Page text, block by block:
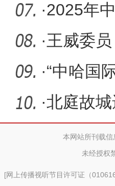
首批重大
·2025年
·王威委
者”
·“中哈国
展
·北庭故
本网站所刊载
未经授权
[网上传播视听节目许可证（